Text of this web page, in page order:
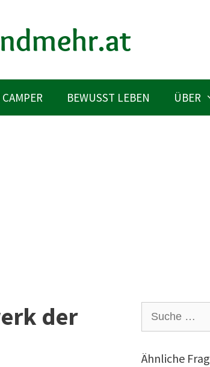
BEWUSST LEBEN ÜBER
der
nach:
Ähnliche